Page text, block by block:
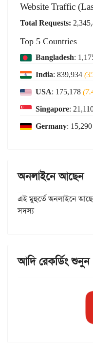
Website Traffic
Total Requests:
Top 5 Countries
Bangladesh:
India: 839,934
USA: 175,178
Singapore:
Germany: 15,290
অনলাইনে আছেন
এই মুহুর্তে অনলাইনে
সদস্য
আদি রেকর্ডিং শুনুন